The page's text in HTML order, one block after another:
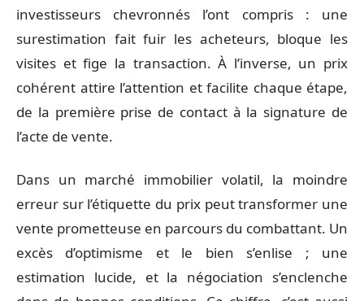
investisseurs chevronnés l’ont compris : une
surestimation fait fuir les acheteurs, bloque les
visites et fige la transaction. À l’inverse, un prix
cohérent attire l’attention et facilite chaque étape,
de la première prise de contact à la signature de
l’acte de vente.
Dans un marché immobilier volatil, la moindre
erreur sur l’étiquette du prix peut transformer une
vente prometteuse en parcours du combattant. Un
excès d’optimisme et le bien s’enlise ; une
estimation lucide, et la négociation s’enclenche